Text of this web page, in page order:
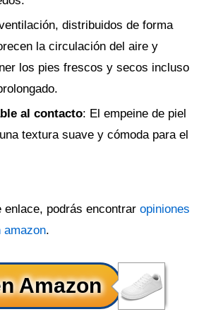
distribuidos de forma
la circulación del aire y
los pies frescos y secos incluso
al contacto: El empeine de piel
textura suave y cómoda para el
enlace, podrás encontrar opiniones
amazon.